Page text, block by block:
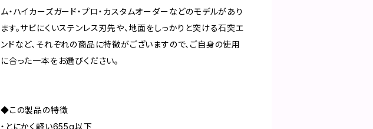
ム・ハイカーズガード・プロ・カスタムオーダーなどのモデルがあり
ます。サビにくいステンレス刃先や、地面をしっかりと突ける石突エ
ンドなど、それぞれの商品に特徴がございますので、ご自身の使用
に合った一本をお選びください。
◆この製品の特徴
・とにかく軽い655g以下